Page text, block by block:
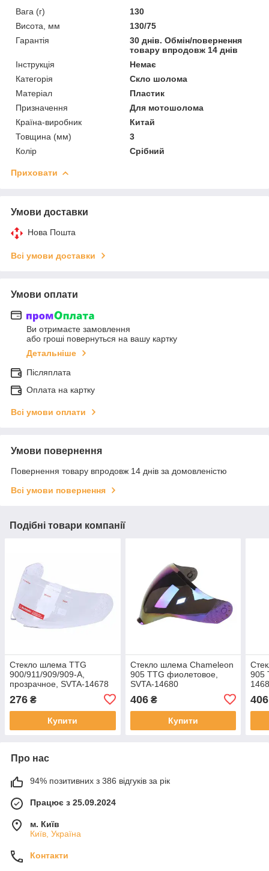
Вага (г)
130
Висота, мм
130/75
Гарантія
30 днів. Обмін/повернення
товару впродовж 14 днів
Інструкція
Немає
Категорія
Скло шолома
Матеріал
Пластик
Призначення
Для мотошолома
Країна-виробник
Китай
Товщина (мм)
3
Колір
Срібний
Приховати
Умови доставки
Нова Пошта
Всі умови доставки
Умови оплати
Ви отримаєте замовлення
або гроші повернуться на вашу картку
Детальніше
Післяплата
Оплата на картку
Всі умови оплати
Умови повернення
Повернення товару впродовж 14 днів за домовленістю
Всі умови повернення
Подібні товари компанії
Стекло шлема TTG
900/911/909/909-A,
прозрачное, SVTA-14678
276 ₴
Купити
Стекло шлема Chameleon
905 TTG фиолетовое,
SVTA-14680
406₴
Купити
905
406
Про нас
94% позитивних з 386 відгуків за рік
Працює з 25.09.2024
м. Київ
Київ, Україна
Контакти